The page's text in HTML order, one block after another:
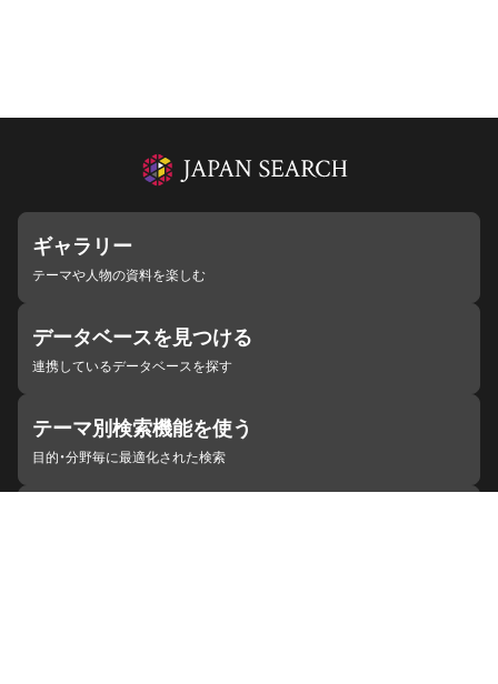
ギャラリー
テーマや人物の資料を楽しむ
データベースを見つける
連携しているデータベースを探す
テーマ別検索機能を使う
目的・分野毎に最適化された検索